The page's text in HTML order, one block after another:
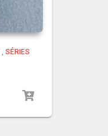
, SÉRIES